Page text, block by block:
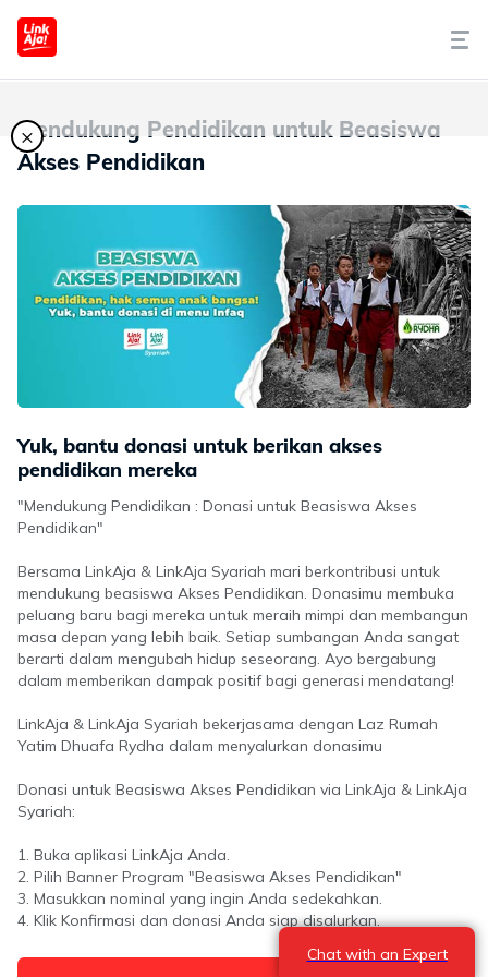
Cara Pakai
LinkAja Berbagi
Mendukung Pendidikan untuk Beasiswa
Akses Pendidikan
Yuk, bantu donasi untuk berikan akses
pendidikan mereka
"Mendukung Pendidikan : Donasi untuk Beasiswa Akses
Pendidikan"
Bersama LinkAja & LinkAja Syariah mari berkontribusi untuk
mendukung beasiswa Akses Pendidikan. Donasimu membuka
peluang baru bagi mereka untuk meraih mimpi dan membangun
masa depan yang lebih baik. Setiap sumbangan Anda sangat
berarti dalam mengubah hidup seseorang. Ayo bergabung
dalam memberikan dampak positif bagi generasi mendatang!
LinkAja & LinkAja Syariah bekerjasama dengan Laz Rumah
Yatim Dhuafa Rydha dalam menyalurkan donasimu
Donasi untuk Beasiswa Akses Pendidikan via LinkAja & LinkAja
Syariah:
1. Buka aplikasi LinkAja Anda.
2. Pilih Banner Program "Beasiswa Akses Pendidikan"
3. Masukkan nominal yang ingin Anda sedekahkan.
4. Klik Konfirmasi dan donasi Anda siap disalurkan.
×
Chat with an Expert